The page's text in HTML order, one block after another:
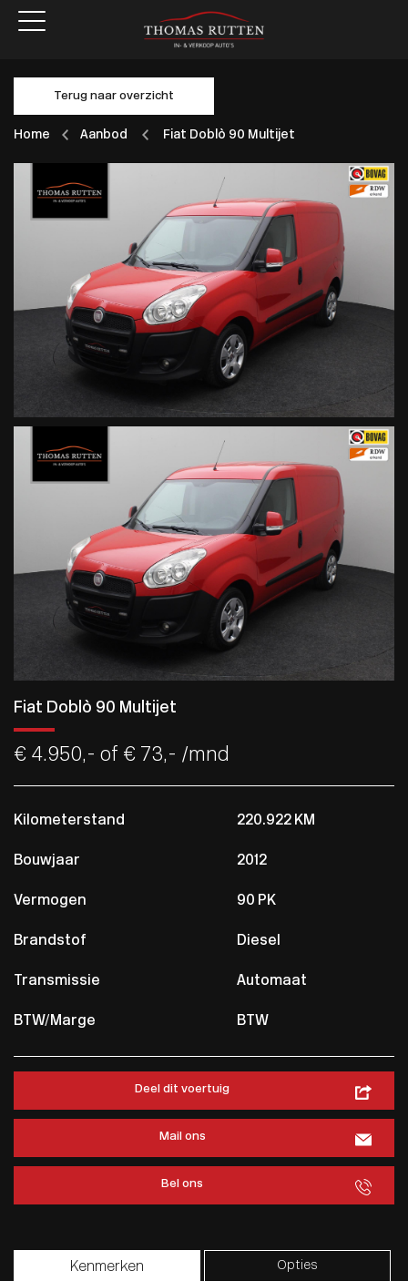
Terug naar overzicht
Home Aanbod Fiat Doblò 90 Multijet
Fiat Doblò 90 Multijet
€ 4.950,- of € 73,- /mnd
Kilometerstand 220.922 KM
Bouwjaar 2012
Vermogen 90 PK
Brandstof Diesel
Transmissie Automaat
BTW/Marge BTW
Deel dit voertuig
Mail ons
Bel ons
Kenmerken Opties